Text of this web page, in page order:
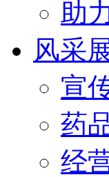
助
风采
宣
药
经